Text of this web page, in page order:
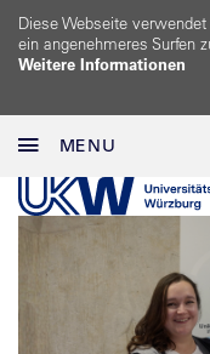
Diese Webseite
ein angenehmeres Surfen
Weitere Informationen
MENU